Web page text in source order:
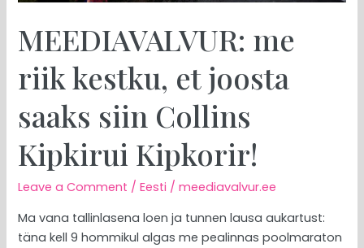
MEEDIAVALVUR: me
riik kestku, et joosta
saaks siin Collins
Kipkirui Kipkorir!
Leave a Comment /Eesti /meediavalvur.ee
Ma vana tallinlasena loen ja tunnen lausa aukartust:
täna kell 9 hommikul algas me pealinnas poolmaraton